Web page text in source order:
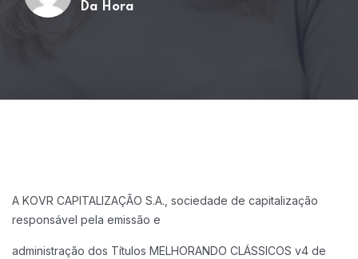
Da Hora
A KOVR CAPITALIZAÇÃO S.A., sociedade de capitalização
responsável pela emissão e
administração dos Títulos MELHORANDO CLÁSSICOS v4 de